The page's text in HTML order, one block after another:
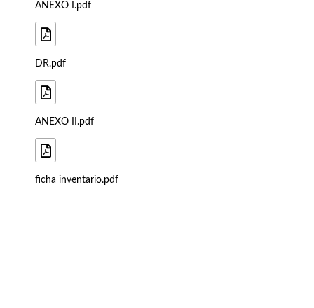
ANEXO I.pdf
DR.pdf
ANEXO II.pdf
ficha inventario.pdf